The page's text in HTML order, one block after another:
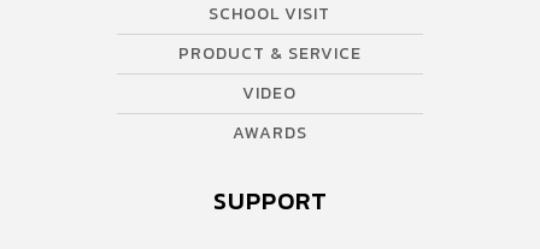
SCHOOL VISIT
PRODUCT & SERVICE
VIDEO
AWARDS
SUPPORT